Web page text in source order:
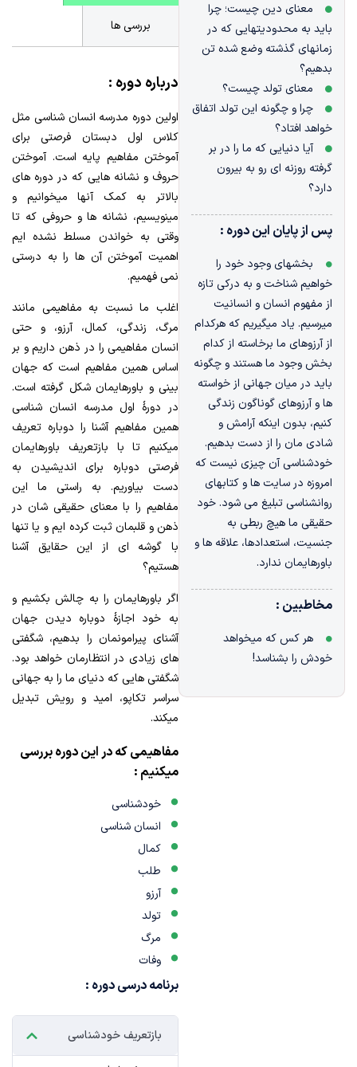
معنای دین چیست؛ چرا
باید به محدودیتهایی که در
زمانهای گذشته وضع شده تن
بدهیم؟
معنای تولد چیست؟
چرا و چگونه این تولد اتفاق
خواهد افتاد؟
آیا دنیایی که ما را در بر
گرفته روزنه ای رو به بیرون
دارد؟
پس از پایان این دوره :
بخشهای وجود خود را
خواهیم شناخت و به درکی تازه
از مفهوم انسان و انسانیت
میرسیم. یاد میگیریم که هرکدام
از آرزوهای ما برخاسته از کدام
بخش وجود ما هستند و چگونه
باید در میان جهانی از خواسته
ها و آرزوهای گوناگون زندگی
کنیم، بدون اینکه آرامش و
شادی مان را از دست بدهیم.
خودشناسی آن چیزی نیست که
امروزه در سایت ها و کتابهای
روانشناسی تبلیغ می شود. خود
حقیقی ما هیچ ربطی به
جنسیت، استعدادها، علاقه ها و
باورهایمان ندارد.
مخاطبین :
هر کس که میخواهد
خودش را بشناسد!
بررسی ها
درباره دوره :
اولین دوره مدرسه انسان شناسی مثل
کلاس اول دبستان فرصتی برای
آموختن مفاهیم پایه است. آموختن
حروف و نشانه هایی که در دوره های
بالاتر به کمک آنها میخوانیم و
مینویسیم، نشانه ها و حروفی که تا
وقتی به خواندن مسلط نشده ایم
اهمیت آموختن آن ها را به درستی
نمی فهمیم.
اغلب ما نسبت به مفاهیمی مانند
مرگ، زندگی، کمال، آرزو، و حتی
انسان مفاهیمی را در ذهن داریم و بر
اساس همین مفاهیم است که جهان
بینی و باورهایمان شکل گرفته است.
در دورۀ اول مدرسه انسان شناسی
همین مفاهیم آشنا را دوباره تعریف
میکنیم تا با بازتعریف باورهایمان
فرصتی دوباره برای اندیشیدن به
دست بیاوریم. به راستی ما این
مفاهیم را با معنای حقیقی شان در
ذهن و قلبمان ثبت کرده ایم و یا تنها
با گوشه ای از این حقایق آشنا
هستیم؟
اگر باورهایمان را به چالش بکشیم و
به خود اجازۀ دوباره دیدن جهان
آشنای پیرامونمان را بدهیم، شگفتی
های زیادی در انتظارمان خواهد بود.
شگفتی هایی که دنیای ما را به جهانی
سراسر تکاپو، امید و رویش تبدیل
میکند.
مفاهیمی که در این دوره بررسی
میکنیم :
خودشناسی
انسان شناسی
کمال
طلب
آرزو
تولد
مرگ
وفات
برنامه درسی دوره :
بازتعریف خودشناسی